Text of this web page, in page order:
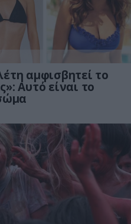
αμφισβητεί το
Αυτό είναι το